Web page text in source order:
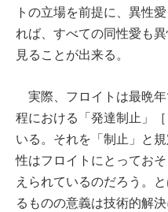
トの立場を前提に、異性
れば、すべての同性愛も
見ることが出来る。
実際、フロイトは最晩
程における「発達制止」
いる。それを「制止」と
性はフロイトにとってお
えられているのだろう。
るものの意義は技術的解